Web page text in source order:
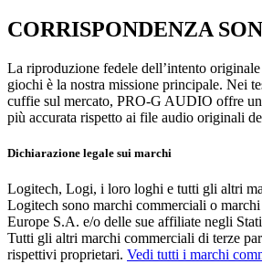
CORRISPONDENZA
La riproduzione fedele dell’intento
giochi è la nostra missione principale. Nei
cuffie sul mercato, PRO-G AUDIO offre
più accurata rispetto ai file audio originali
Dichiarazione legale sui marchi
Logitech, Logi, i loro loghi e tutti gli altri
Logitech sono marchi commerciali o
Europe S.A. e/o delle sue affiliate negli
Tutti gli altri marchi commerciali di terze
rispettivi proprietari. Vedi tutti i marchi